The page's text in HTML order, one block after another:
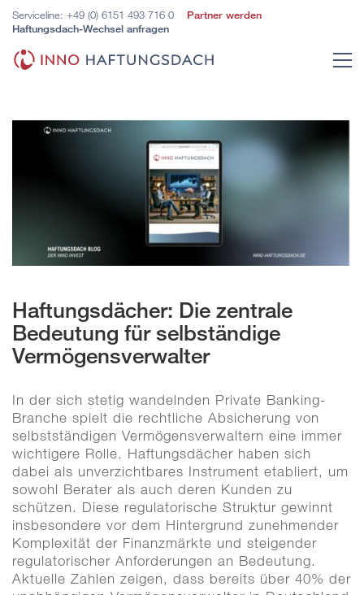
Serviceline: +49 (0) 6151 493 716 0
Partner werden
Haftungsdach-Wechsel anfragen
Haftungsdächer: Die zentrale
Bedeutung für selbständige
Vermögensverwalter
In der sich stetig wandelnden Private Banking-
Branche spielt die rechtliche Absicherung von
selbstständigen Vermögensverwaltern eine immer
wichtigere Rolle. Haftungsdächer haben sich
dabei als unverzichtbares Instrument etabliert, um
sowohl Berater als auch deren Kunden zu
schützen. Diese regulatorische Struktur gewinnt
insbesondere vor dem Hintergrund zunehmender
Komplexität der Finanzmärkte und steigender
regulatorischer Anforderungen an Bedeutung.
Aktuelle Zahlen zeigen, dass bereits über 40% der